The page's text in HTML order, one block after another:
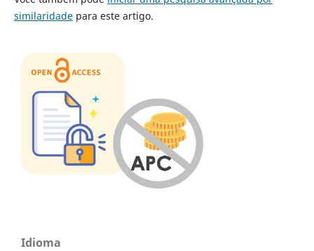
similaridadepara este artigo.
Idioma